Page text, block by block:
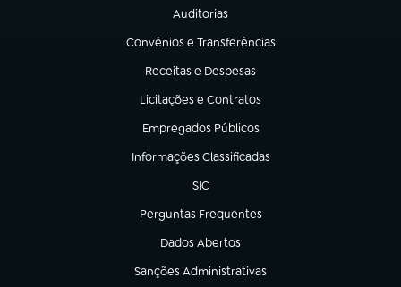
Auditorias
(abre em nova aba)
Convênios e Transferências
(abre em nova aba)
Receitas e Despesas
(abre em nova aba)
Licitações e Contratos
(abre em nova aba)
Empregados Públicos
(abre em nova aba)
Informações Classificadas
(abre em nova aba)
SIC
(abre em nova aba)
Perguntas Frequentes
(abre em nova aba)
Dados Abertos
(abre em nova aba)
Sanções Administrativas
(abre em nova aba)